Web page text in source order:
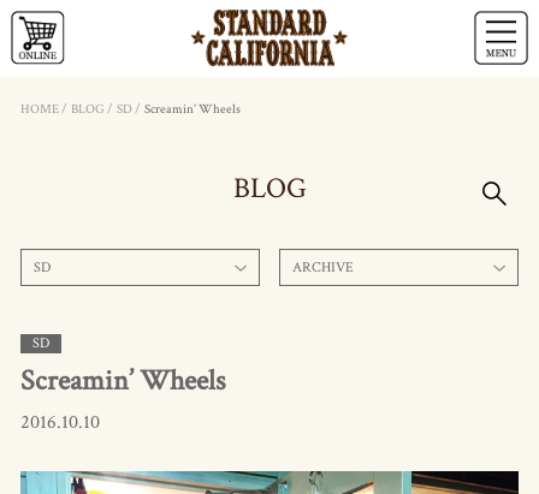
HOME/ BLOG / SD / Screamin’ Wheels
BLOG
SD ARCHIVE
SD
Screamin’ Wheels
2016.10.10